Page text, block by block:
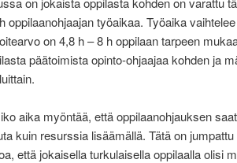
oppilaanohjaajan työaikaa. Työaika
on 4,8 h – 8 h oppilaan tarpeen
päätoimista opinto-ohjaajaa kohden ja
aika myöntää, että oppilaanohjauksen
kuin resurssia lisäämällä. Tätä on
että jokaisella turkulaisella oppilaalla olisi